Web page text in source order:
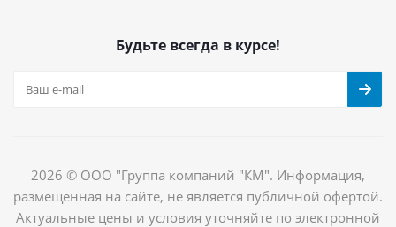
Будьте всегда в курсе!
2026 © ООО "Группа компаний "КМ". Информация,
размещённая на сайте, не является публичной офертой.
Актуальные цены и условия уточняйте по электронной